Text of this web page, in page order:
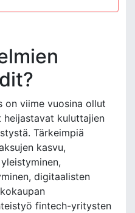
on viime vuosina ollut
heijastavat kuluttajien
Tärkeimpiä
kasvu,
digitaalisten
fintech-yritysten